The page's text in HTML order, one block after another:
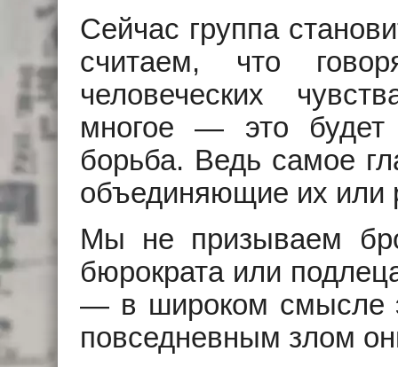
Сейчас группа
считаем, что
человеческих
многое — это
борьба. Ведь самое
объединяющие их или
Мы не призываем
бюрократа или
— в широком смысле
повседневным злом